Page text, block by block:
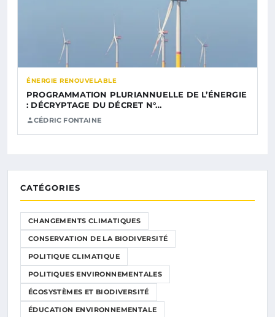
ÉNERGIE RENOUVELABLE
PROGRAMMATION PLURIANNUELLE DE L’ÉNERGIE
: DÉCRYPTAGE DU DÉCRET N°…
CÉDRIC FONTAINE
CATÉGORIES
CHANGEMENTS CLIMATIQUES
CONSERVATION DE LA BIODIVERSITÉ
POLITIQUE CLIMATIQUE
POLITIQUES ENVIRONNEMENTALES
ÉCOSYSTÈMES ET BIODIVERSITÉ
ÉDUCATION ENVIRONNEMENTALE